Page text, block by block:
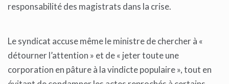
responsabilité des magistrats dans la crise.
Le syndicat accuse même le ministre de chercher à «
détourner l’attention » et de « jeter toute une
corporation en pâture à la vindicte populaire », tout en